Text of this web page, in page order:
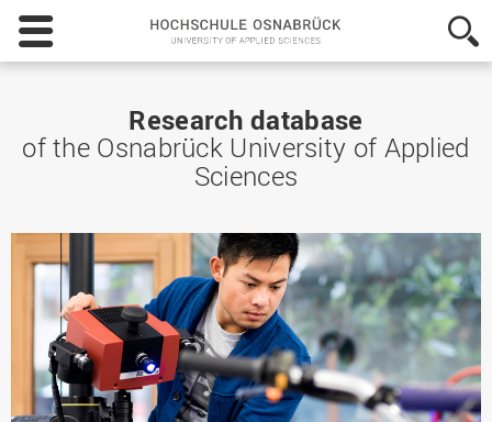
Hochschule
Osnabrück
-
Sciences
Research database
of the Osnabrück University of Applied
Sciences